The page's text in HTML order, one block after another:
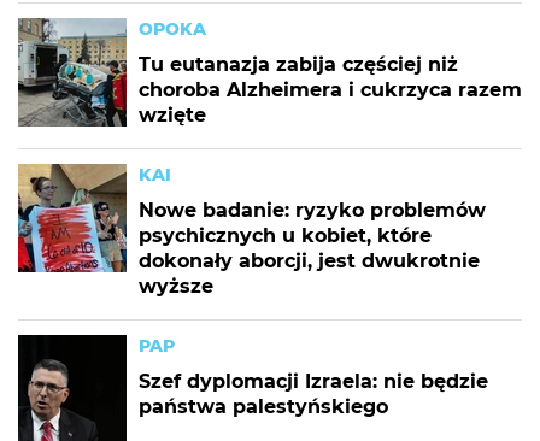
OPOKA
Tu eutanazja zabija częściej niż
choroba Alzheimera i cukrzyca razem
wzięte
KAI
Nowe badanie: ryzyko problemów
psychicznych u kobiet, które
dokonały aborcji, jest dwukrotnie
wyższe
PAP
Szef dyplomacji Izraela: nie będzie
państwa palestyńskiego